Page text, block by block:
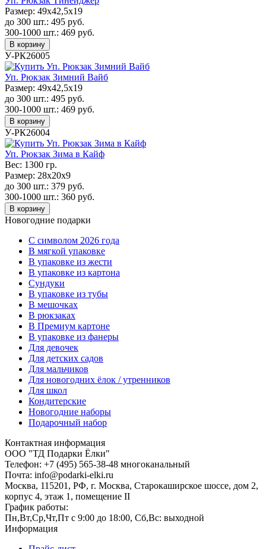
Размер: 49х42,5х19
до 300 шт.: 495 руб.
300-1000 шт.: 469 руб.
В корзину
У-РК26005
Уп. Рюкзак Зимний Вайб
Размер: 49х42,5х19
до 300 шт.: 495 руб.
300-1000 шт.: 469 руб.
В корзину
У-РК26004
Уп. Рюкзак Зима в Кайф
Вес: 1300 гр.
Размер: 28х20x9
до 300 шт.: 379 руб.
300-1000 шт.: 360 руб.
В корзину
Новогодние подарки
C символом 2026 года
В мягкой упаковке
В упаковке из жести
В упаковке из картона
Сундуки
В упаковке из тубы
В мешочках
В рюкзаках
В Премиум картоне
В упаковке из фанеры
Для девочек
Для детских садов
Для мальчиков
Для новогодних ёлок / утренников
Для школ
Кондитерские
Новогодние наборы
Подарочный набор
Контактная информация
ООО "ТД Подарки Ёлки"
Телефон: +7 (495) 565-38-48 многоканальный
Почта: info@podarki-elki.ru
Москва, 115201, РФ, г. Москва, Старокаширское шоссе, дом 2,
корпус 4, этаж 1, помещение II
График работы:
Пн,Вт,Ср,Чт,Пт с 9:00 до 18:00, Сб,Вс: выходной
Информация